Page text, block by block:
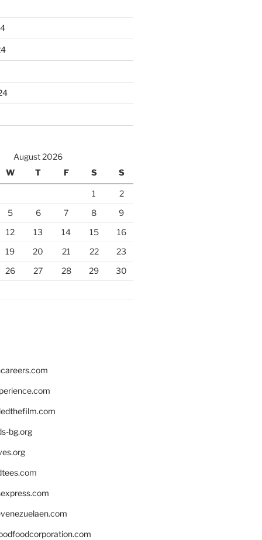
August 2026
W T F S S
1
2
5 6 7 8
9
12 13 14 15
16
19 20 21 22
23
26 27 28 29
30
bg.org